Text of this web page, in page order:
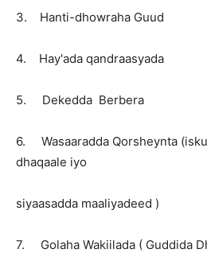
3. Hanti-dhowraha Guud
4. Hay'ada qandraasyada
5. Dekedda Berbera
6. Wasaaradda Qorsheynta
dhaqaale iyo
siyaasadda maaliyadeed )
7. Golaha Wakiilada ( Guddida